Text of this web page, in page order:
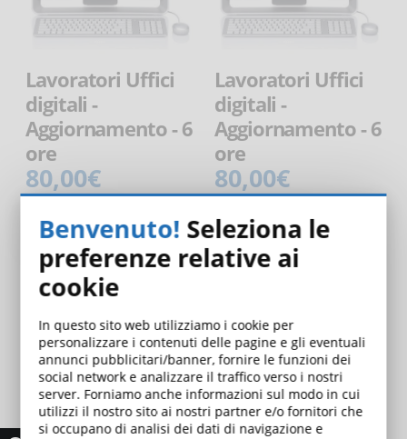
Lavoratori Uffici
digitali -
Aggiornamento - 6
ore
80,00€
Lavoratori Uffici
digitali -
Aggiornamento - 6
ore
80,00€
Benvenuto! Seleziona le
preferenze relative ai
cookie
In questo sito web utilizziamo i cookie per
personalizzare i contenuti delle pagine e gli eventuali
annunci pubblicitari/banner, fornire le funzioni dei
social network e analizzare il traffico verso i nostri
server. Forniamo anche informazioni sul modo in cui
utilizzi il nostro sito ai nostri partner e/o fornitori che
si occupano di analisi dei dati di navigazione e